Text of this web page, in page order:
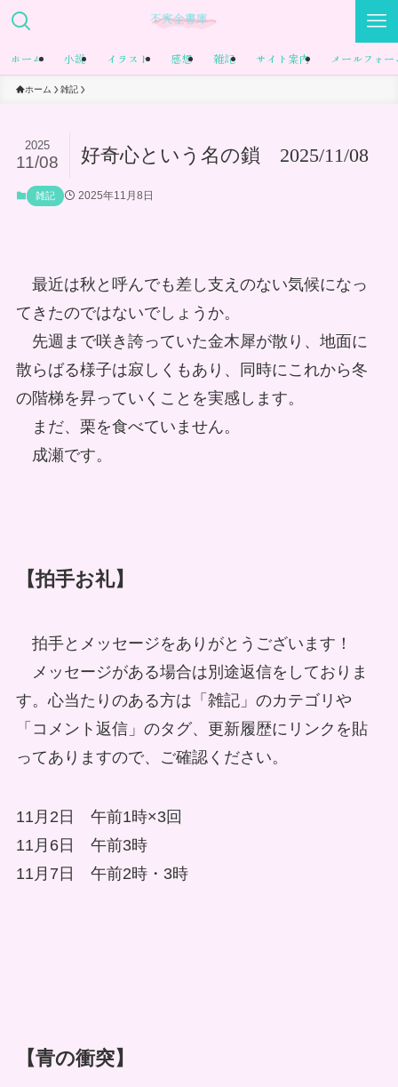
ホーム 小説 イラスト 感想 雑記 サイト案内 メールフォー
ホーム 雑記
好奇心という名の鎖 2025/11/08
2025
11/08
雑記 2025年11月8日
最近は秋と呼んでも差し支えのない気候になっ
てきたのではないでしょうか。
先週まで咲き誇っていた金木犀が散り、地面に
散らばる様子は寂しくもあり、同時にこれから冬
の階梯を昇っていくことを実感します。
まだ、栗を食べていません。
成瀬です。
【拍手お礼】
拍手とメッセージをありがとうございます！
メッセージがある場合は別途返信をしておりま
す。心当たりのある方は「雑記」のカテゴリや
「コメント返信」のタグ、更新履歴にリンクを貼
ってありますので、ご確認ください。
11月2日 午前1時×3回
11月6日 午前3時
11月7日 午前2時・3時
【青の衝突】